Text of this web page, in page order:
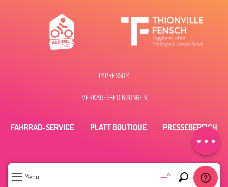
Menü --°
Per E-Mail
kontaktieren
IMPRESSUM
VERKAUFSBEDINGUNGEN
FAHRRAD-SERVICE PLATT BOUTIQUE PRESSEBEREICH